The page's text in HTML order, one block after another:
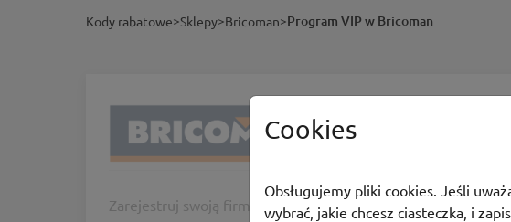
Kody rabatowe>Sklepy>Bricoman>Program VIP w Bricoman
Program VIP w Bricoman
Zarejestruj swoją firmę w programie VIP i zyskaj dodatkowe
Cookies
Obsługujemy pliki cookies. Jeśli
wybrać, jakie chcesz ciasteczka, i